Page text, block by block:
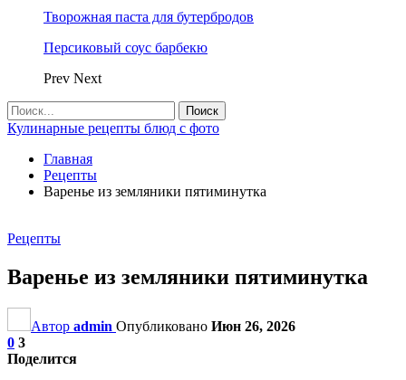
Творожная паста для бутербродов
Персиковый соус барбекю
Prev Next
Кулинарные рецепты блюд с фото
Главная
Рецепты
Варенье из земляники пятиминутка
Рецепты
Варенье из земляники пятиминутка
Автор admin Опубликовано Июн 26, 2026
0 3
Поделится